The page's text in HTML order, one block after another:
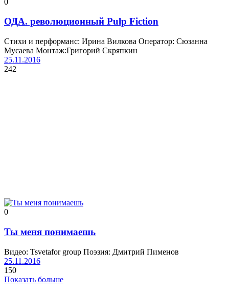
ОДА. революционный Pulp Fiction
Стихи и перформанс: Ирина Вилкова Оператор: Сюзанна
Мусаева Монтаж:Григорий Скряпкин
25.11.2016
242
0
Ты меня понимаешь
Видео: Tsvetafor group Поэзия: Дмитрий Пименов
25.11.2016
150
Показать больше